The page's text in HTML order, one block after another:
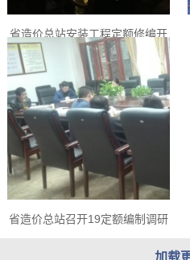
省造价总站安装工程定额修编开
展地市调研工作
省造价总站召开19定额编制调研